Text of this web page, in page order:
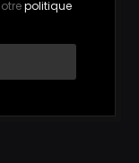
politique